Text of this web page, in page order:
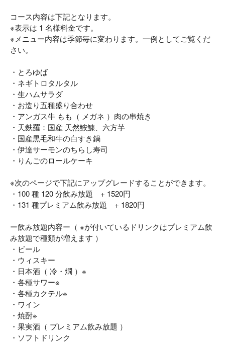
コース内容は下記となります。
※表示は 1 名様料金です。
※メニュー内容は季節毎に変わります。一例としてご覧くだ
さい。
・とろゆば
・ネギトロタルタル
・生ハムサラダ
・お造り五種盛り合わせ
・アンガス牛 もも（ メガネ ）肉の串焼き
・天麩羅：国産 天然鮟鱇、六方芋
・国産黒毛和牛の白すき鍋
・伊達サーモンのちらし寿司
・りんごのロールケーキ
※次のページで下記にアップグレードすることができます。
・100 種 120 分飲み放題 + 1520円
・131 種プレミアム飲み放題 + 1820円
ー飲み放題内容ー（ ※が付いているドリンクはプレミアム飲
み放題で種類が増えます ）
・ビール
・ウィスキー
・日本酒（ 冷・燗 ）※
・各種サワー※
・各種カクテル※
・ワイン
・焼酎※
・果実酒（ プレミアム飲み放題 ）
・ソフトドリンク